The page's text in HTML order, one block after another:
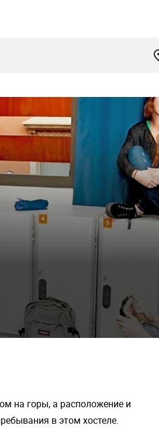
на горы, а расположение и
в этом хостеле.